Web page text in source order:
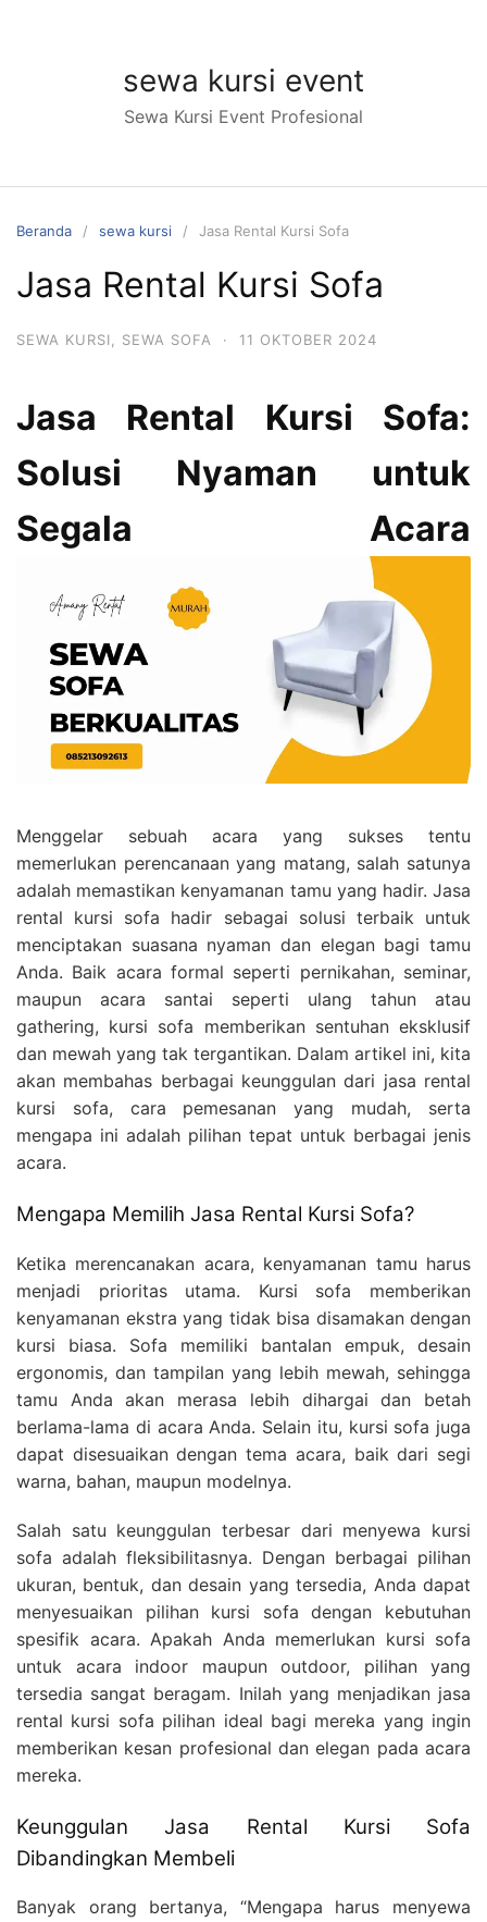
sewa kursi event
Sewa Kursi Event Profesional
Beranda sewa kursi Jasa Rental Kursi Sofa
Jasa Rental Kursi Sofa
SEWA KURSI SEWA SOFA · 11 OKTOBER 2024
Jasa Rental Kursi Sofa:
Solusi Nyaman untuk
Segala Acara
Menggelar sebuah acara yang sukses tentu
memerlukan perencanaan yang matang, salah satunya
adalah memastikan kenyamanan tamu yang hadir. Jasa
rental kursi sofa hadir sebagai solusi terbaik untuk
menciptakan suasana nyaman dan elegan bagi tamu
Anda. Baik acara formal seperti pernikahan, seminar,
maupun acara santai seperti ulang tahun atau
gathering, kursi sofa memberikan sentuhan eksklusif
dan mewah yang tak tergantikan. Dalam artikel ini, kita
akan membahas berbagai keunggulan dari jasa rental
kursi sofa, cara pemesanan yang mudah, serta
mengapa ini adalah pilihan tepat untuk berbagai jenis
acara.
Mengapa Memilih Jasa Rental Kursi Sofa?
Ketika merencanakan acara, kenyamanan tamu harus
menjadi prioritas utama. Kursi sofa memberikan
kenyamanan ekstra yang tidak bisa disamakan dengan
kursi biasa. Sofa memiliki bantalan empuk, desain
ergonomis, dan tampilan yang lebih mewah, sehingga
tamu Anda akan merasa lebih dihargai dan betah
berlama-lama di acara Anda. Selain itu, kursi sofa juga
dapat disesuaikan dengan tema acara, baik dari segi
warna, bahan, maupun modelnya.
Salah satu keunggulan terbesar dari menyewa kursi
sofa adalah fleksibilitasnya. Dengan berbagai pilihan
ukuran, bentuk, dan desain yang tersedia, Anda dapat
menyesuaikan pilihan kursi sofa dengan kebutuhan
spesifik acara. Apakah Anda memerlukan kursi sofa
untuk acara indoor maupun outdoor, pilihan yang
tersedia sangat beragam. Inilah yang menjadikan jasa
rental kursi sofa pilihan ideal bagi mereka yang ingin
memberikan kesan profesional dan elegan pada acara
mereka.
Keunggulan Jasa Rental Kursi Sofa
Dibandingkan Membeli
Banyak orang bertanya, “Mengapa harus menyewa